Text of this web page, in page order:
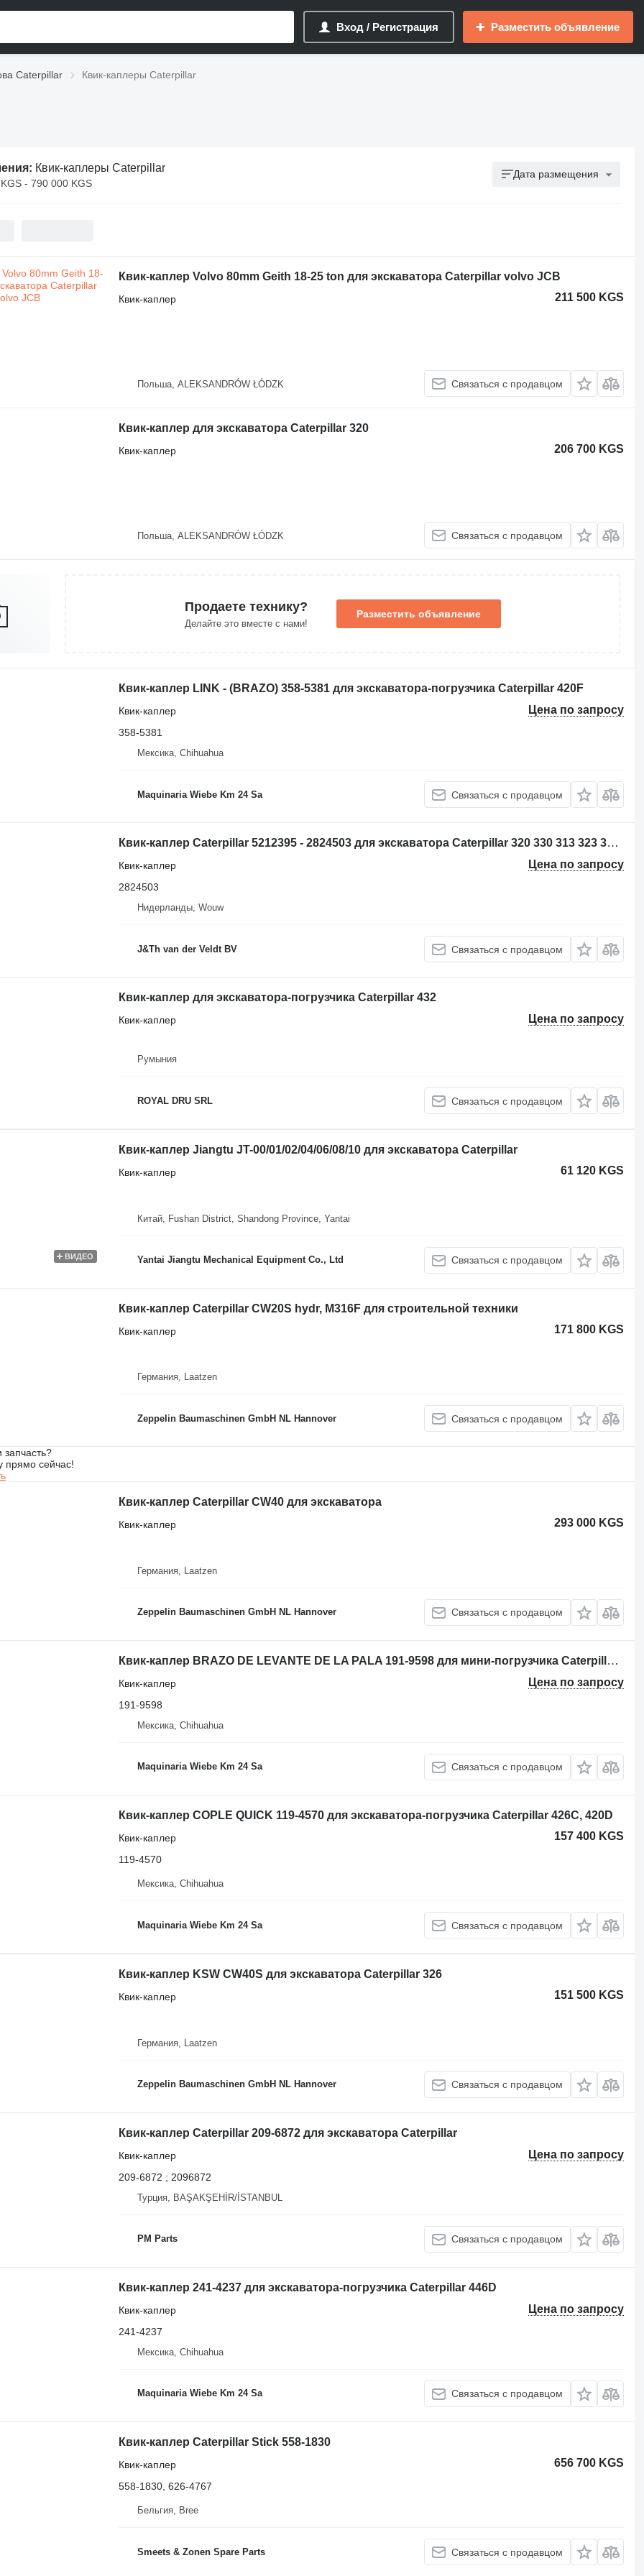
Вход / Регистрация Разместить объявление
Caterpillar Квик-каплеры Caterpillar
Квик-каплеры Caterpillar
- 790 000 KGS
Дата размещения
Квик-каплер Volvo 80mm Geith 18-25 ton для экскаватора Caterpillar volvo JCB
211 500 KGS
Квик-каплер
Польша, ALEKSANDRÓW ŁÓDZK Связаться с продавцом
Квик-каплер для экскаватора Caterpillar 320
206 700 KGS
Квик-каплер
Польша, ALEKSANDRÓW ŁÓDZK Связаться с продавцом
Продаете технику?
Делайте это вместе с нами!
Разместить объявление
Квик-каплер LINK - (BRAZO) 358-5381 для экскаватора-погрузчика Caterpillar 420F
Цена по запросу
Квик-каплер
358-5381
Мексика, Chihuahua
Maquinaria Wiebe Km 24 Sa Связаться с продавцом
Квик-каплер Caterpillar 5212395 - 2824503 для экскаватора Caterpillar 320 330 313 323 333 315 326 M314 M315 311D 312D 314D 320E 312E 314E 324E 329E 330F 311F 313F 323F 315F 326F 312D2 313D2 320GC 313GC 313GX 315GC M313-07 M314-07
Цена по запросу
Квик-каплер
2824503
Нидерланды, Wouw
J&Th van der Veldt BV Связаться с продавцом
Квик-каплер для экскаватора-погрузчика Caterpillar 432
Цена по запросу
Квик-каплер
Румыния
ROYAL DRU SRL Связаться с продавцом
ВИДЕО
Квик-каплер Jiangtu JT-00/01/02/04/06/08/10 для экскаватора Caterpillar
61 120 KGS
Квик-каплер
Китай, Fushan District, Shandong Province, Yantai
Yantai Jiangtu Mechanical Equipment Co., Ltd Связаться с продавцом
Квик-каплер Caterpillar CW20S hydr, M316F для строительной техники
171 800 KGS
Квик-каплер
Германия, Laatzen
Zeppelin Baumaschinen GmbH NL Hannover Связаться с продавцом
прямо сейчас!
Квик-каплер Caterpillar CW40 для экскаватора
293 000 KGS
Квик-каплер
Германия, Laatzen
Zeppelin Baumaschinen GmbH NL Hannover Связаться с продавцом
Квик-каплер BRAZO DE LEVANTE DE LA PALA 191-9598 для мини-погрузчика Caterpillar 232
Цена по запросу
Квик-каплер
191-9598
Мексика, Chihuahua
Maquinaria Wiebe Km 24 Sa Связаться с продавцом
Квик-каплер COPLE QUICK 119-4570 для экскаватора-погрузчика Caterpillar 426C, 420D
157 400 KGS
Квик-каплер
119-4570
Мексика, Chihuahua
Maquinaria Wiebe Km 24 Sa Связаться с продавцом
Квик-каплер KSW CW40S для экскаватора Caterpillar 326
151 500 KGS
Квик-каплер
Германия, Laatzen
Zeppelin Baumaschinen GmbH NL Hannover Связаться с продавцом
Квик-каплер Caterpillar 209-6872 для экскаватора Caterpillar
Цена по запросу
Квик-каплер
209-6872 ; 2096872
Турция, BAŞAKŞEHİR/İSTANBUL
PM Parts Связаться с продавцом
Квик-каплер 241-4237 для экскаватора-погрузчика Caterpillar 446D
Цена по запросу
Квик-каплер
241-4237
Мексика, Chihuahua
Maquinaria Wiebe Km 24 Sa Связаться с продавцом
Квик-каплер Caterpillar Stick 558-1830
656 700 KGS
Квик-каплер
558-1830, 626-4767
Бельгия, Bree
Smeets & Zonen Spare Parts Связаться с продавцом